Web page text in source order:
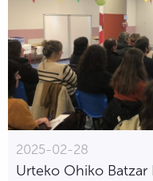
2025-02-28
Urteko Ohiko